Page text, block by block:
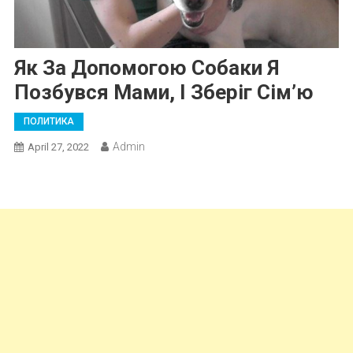
Як За Допомогою Собаки Я
Позбувся Мами, І Зберіг Сім’ю
ПОЛИТИКА
April 27, 2022 Admin